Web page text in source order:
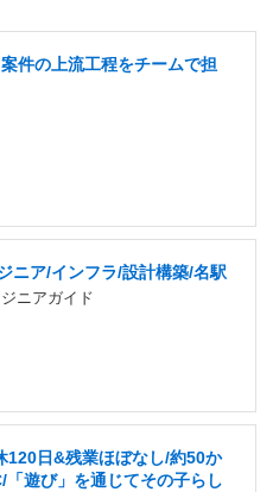
件の上流工程をチームで担
ニア/インフラ/設計構築/名駅
ニアガイド
120日&残業ほぼなし/約50か
遊び」を通じてその子らし